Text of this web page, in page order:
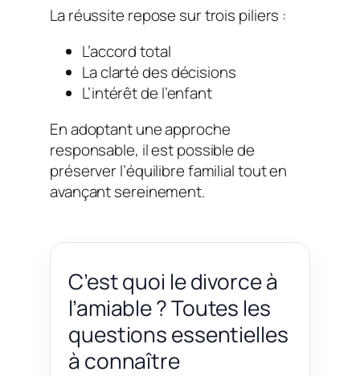
La réussite repose sur trois piliers :
L’accord total
La clarté des décisions
L’intérêt de l’enfant
En adoptant une approche
responsable, il est possible de
préserver l’équilibre familial tout en
avançant sereinement.
C’est quoi le divorce à
l’amiable ? Toutes les
questions essentielles
à connaître